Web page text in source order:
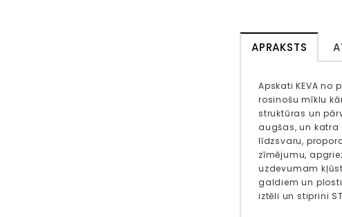
APRAKSTS
Apskati KEVA no
rosinošu mīklu
struktūras un
augšas, un katra
līdzsvaru,
zīmējumu,
uzdevumam
galdiem un
iztēli un stiprini